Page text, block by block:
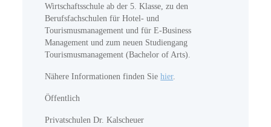
Wirtschaftsschule ab der 5. Klasse, zu den
Berufsfachschulen für Hotel- und
Tourismusmanagement und für E-Business
Management und zum neuen Studiengang
Tourismusmanagement (Bachelor of Arts).
Nähere Informationen finden Siehier.
Öffentlich
Privatschulen Dr. Kalscheuer